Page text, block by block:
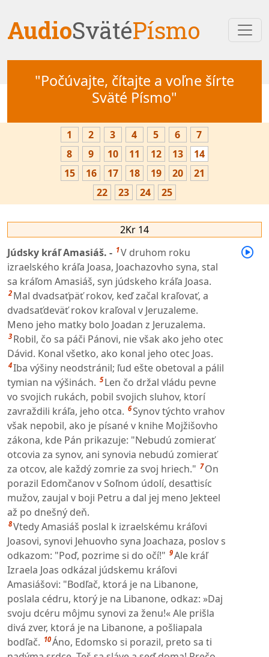
AudioSvätéPísmo
"Počúvajte, čítajte a voľne šírte
Sväté Písmo"
1 2 3 4 5 6
7
8
9 10 11 12 13
14
15
16 17 18 19 20
21
22
23 24 25
2Kr 14
Júdsky kráľ Amasiáš. - 1V druhom roku
izraelského kráľa Joasa, Joachazovho syna, stal
sa kráľom Amasiáš, syn júdskeho kráľa Joasa.
2 Mal dvadsaťpäť rokov, keď začal kraľovať, a
dvadsaťdeväť rokov kraľoval v Jeruzaleme.
Meno jeho matky bolo Joadan z Jeruzalema.
3 Robil, čo sa páči Pánovi, nie však ako jeho otec
Dávid. Konal všetko, ako konal jeho otec Joas.
4Iba výšiny neodstránil; ľud ešte obetoval a pálil
tymian na výšinách. 5 Len čo držal vládu pevne
vo svojich rukách, pobil svojich sluhov, ktorí
zavraždili kráľa, jeho otca. 6Synov týchto vrahov
však nepobil, ako je písané v knihe Mojžišovho
zákona, kde Pán prikazuje: "Nebudú zomierať
otcovia za synov, ani synovia nebudú zomierať
za otcov, ale každý zomrie za svoj hriech." 7 On
porazil Edomčanov v Soľnom údolí, desaťtisíc
mužov, zaujal v boji Petru a dal jej meno Jekteel
až po dnešný deň.
8Vtedy Amasiáš poslal k izraelskému kráľovi
Joasovi, synovi Jehuovho syna Joachaza, poslov s
odkazom: "Poď, pozrime si do očí!" 9Ale kráľ
Izraela Joas odkázal júdskemu kráľovi
Amasiášovi: "Bodľač, ktorá je na Libanone,
poslala cédru, ktorý je na Libanone, odkaz: »Daj
svoju dcéru môjmu synovi za ženu!« Ale prišla
divá zver, ktorá je na Libanone, a pošliapala
bodľač. 10Áno, Edomsko si porazil, preto sa ti